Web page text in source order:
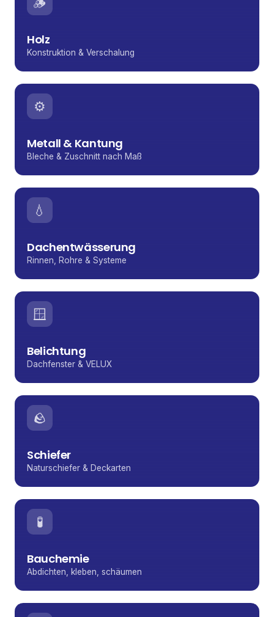
Holz
Konstruktion & Verschalung
⚙️
Metall & Kantung
Bleche & Zuschnitt nach Maß
💧
Dachentwässerung
Rinnen, Rohre & Systeme
🪟
Belichtung
Dachfenster & VELUX
🪨
Schiefer
Naturschiefer & Deckarten
🧪
Bauchemie
Abdichten, kleben, schäumen